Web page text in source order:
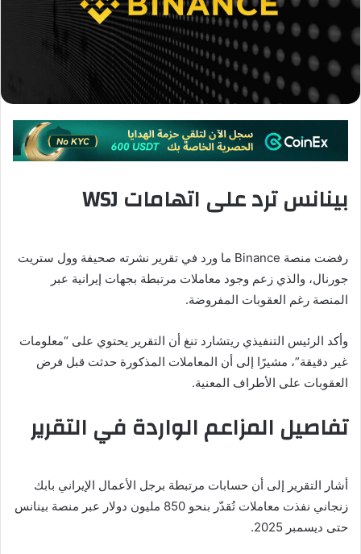
بينانس ترد على اتهامات WSJ
رفضت منصة Binance ما ورد في تقرير نشرته صحيفة وول ستريت
جورنال، والذي زعم وجود معاملات مرتبطة بجهات إيرانية عبر
المنصة رغم العقوبات المفروضة.
وأكد الرئيس التنفيذي ريتشارد تنغ أن التقرير يحتوي على “معلومات
غير دقيقة”، مشيرًا إلى أن المعاملات المذكورة حدثت قبل فرض
العقوبات على الأطراف المعنية.
تفاصيل المزاعم الواردة في التقرير
أشار التقرير إلى أن حسابات مرتبطة برجل الأعمال الإيراني بابك
زنجاني نفذت معاملات تُقدّر بنحو 850 مليون دولار عبر منصة بينانس
حتى ديسمبر 2025.